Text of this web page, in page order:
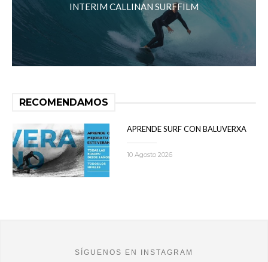
INTERIM CALLINAN SURFFILM
RECOMENDAMOS
APRENDE SURF CON BALUVERXA
10 Agosto 2026